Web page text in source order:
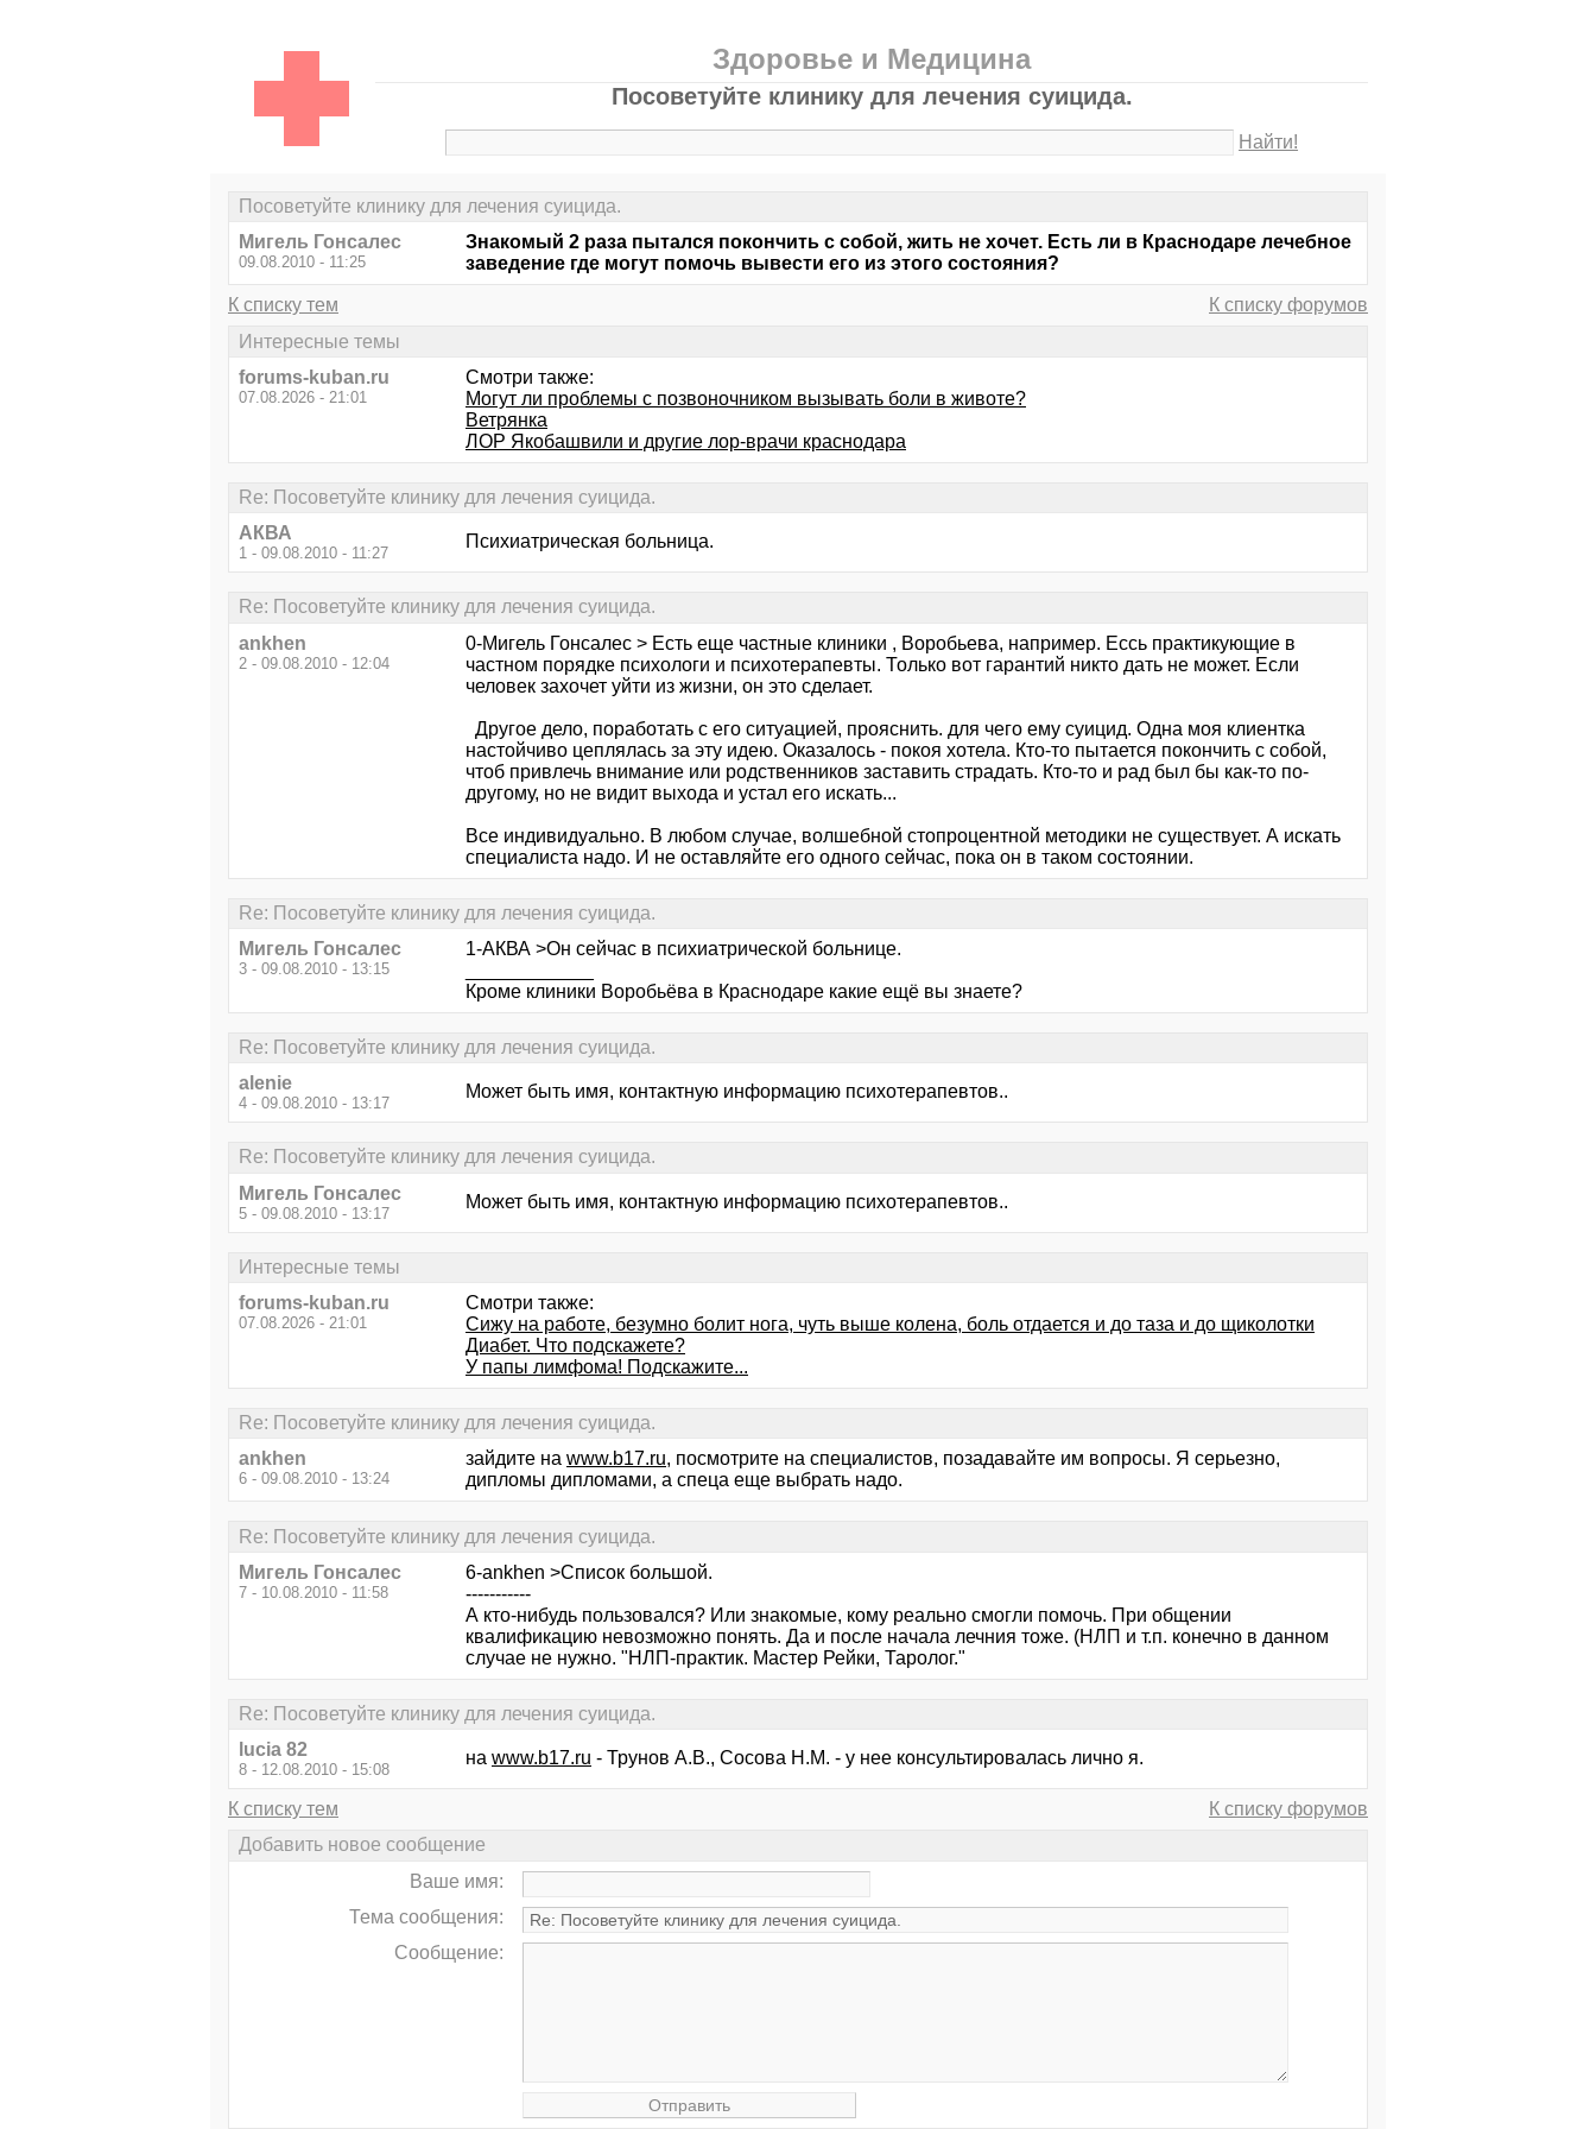
Здоровье и Медицина
Посоветуйте клинику для лечения суицида.
Найти!
Посоветуйте клинику для лечения суицида.
Мигель Гонсалес
09.08.2010 - 11:25
Знакомый 2 раза пытался покончить c собой, жить не хочет. Есть ли в Краснодаре лечебное
заведение где могут помочь вывести его из этого состояния?
К списку тем
К списку форумов
Интересные темы
forums-kuban.ru
07.08.2026 - 21:01
Смотри также:
Могут ли проблемы с позвоночником вызывать боли в животе?
Ветрянка
ЛОР Якобашвили и другие лор-врачи краснодара
Re: Посоветуйте клинику для лечения суицида.
АКВА
1 - 09.08.2010 - 11:27
Психиатрическая больница.
Re: Посоветуйте клинику для лечения суицида.
ankhen
2 - 09.08.2010 - 12:04
0-Мигель Гонсалес > Есть еще частные клиники , Воробьева, например. Ессь практикующие в
частном порядке психологи и психотерапевты. Только вот гарантий никто дать не может. Если
человек захочет уйти из жизни, он это сделает.
Другое дело, поработать с его ситуацией, прояснить. для чего ему суицид. Одна моя клиентка
настойчиво цеплялась за эту идею. Оказалось - покоя хотела. Кто-то пытается покончить с собой,
чтоб привлечь внимание или родственников заставить страдать. Кто-то и рад был бы как-то по-
другому, но не видит выхода и устал его искать...
Все индивидуально. В любом случае, волшебной стопроцентной методики не существует. А искать
специалиста надо. И не оставляйте его одного сейчас, пока он в таком состоянии.
Re: Посоветуйте клинику для лечения суицида.
Мигель Гонсалес
3 - 09.08.2010 - 13:15
1-АКВА >Он сейчас в психиатрической больнице.
Кроме клиники Воробьёва в Краснодаре какие ещё вы знаете?
Re: Посоветуйте клинику для лечения суицида.
alenie
4 - 09.08.2010 - 13:17
Может быть имя, контактную информацию психотерапевтов..
Re: Посоветуйте клинику для лечения суицида.
Мигель Гонсалес
5 - 09.08.2010 - 13:17
Может быть имя, контактную информацию психотерапевтов..
Интересные темы
forums-kuban.ru
07.08.2026 - 21:01
Смотри также:
Сижу на работе, безумно болит нога, чуть выше колена, боль отдается и до таза и до щиколотки
Диабет. Что подскажете?
У папы лимфома! Подскажите...
Re: Посоветуйте клинику для лечения суицида.
ankhen
6 - 09.08.2010 - 13:24
зайдите на www.b17.ru, посмотрите на специалистов, позадавайте им вопросы. Я серьезно,
дипломы дипломами, а спеца еще выбрать надо.
Re: Посоветуйте клинику для лечения суицида.
Мигель Гонсалес
7 - 10.08.2010 - 11:58
6-ankhen >Список большой.
-----------
А кто-нибудь пользовался? Или знакомые, кому реально смогли помочь. При общении
квалификацию невозможно понять. Да и после начала лечния тоже. (НЛП и т.п. конечно в данном
случае не нужно. "НЛП-практик. Мастер Рейки, Таролог."
Re: Посоветуйте клинику для лечения суицида.
lucia 82
8 - 12.08.2010 - 15:08
на www.b17.ru - Трунов А.В., Сосова Н.М. - у нее консультировалась лично я.
К списку тем
К списку форумов
Добавить новое сообщение
Ваше имя:
Тема сообщения:
Сообщение: